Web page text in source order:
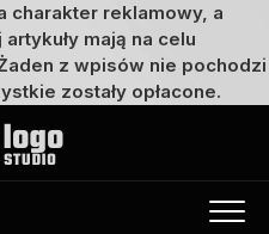
charakter reklamowy, a
mają na celu
z wpisów nie pochodzi
zostały opłacone.